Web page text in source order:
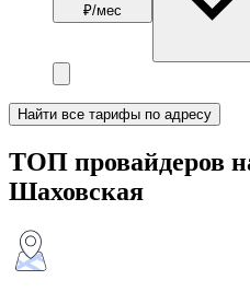
₽/мес
Найти все тарифы по адресу
ТОП провайдеров
Шаховская